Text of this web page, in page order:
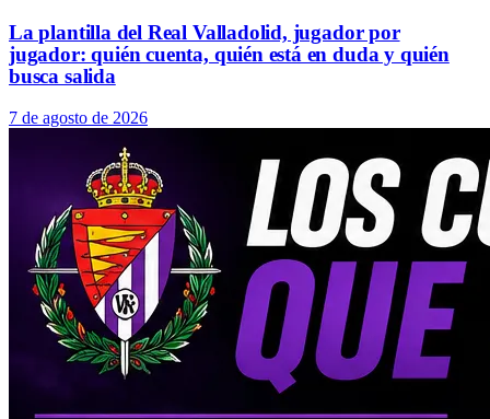
La plantilla del Real Valladolid, jugador por
jugador: quién cuenta, quién está en duda y quién
busca salida
7 de agosto de 2026